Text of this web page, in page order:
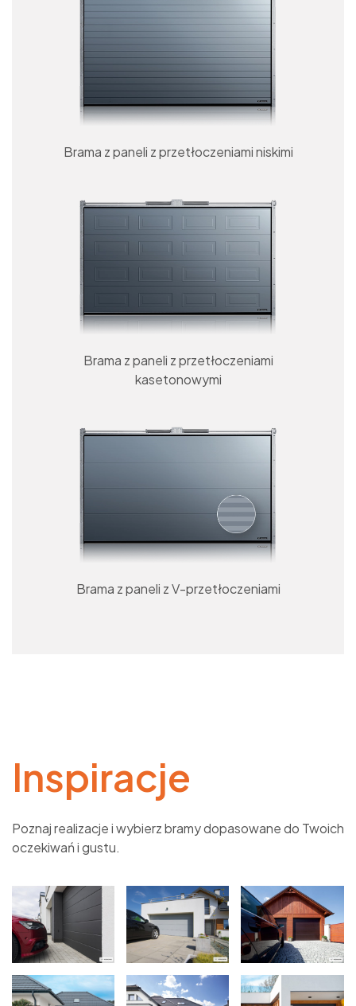
Brama z paneli z przetłoczeniami niskimi
Brama z paneli z przetłoczeniami
kasetonowymi
Brama z paneli z V-przetłoczeniami
Inspiracje
Poznaj realizacje i wybierz bramy dopasowane do Twoich
oczekiwań i gustu.